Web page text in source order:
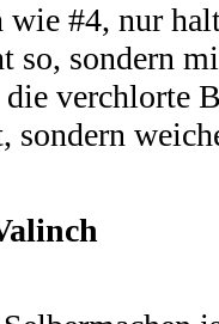
#4, nur
so, sondern
verchlorte
sondern